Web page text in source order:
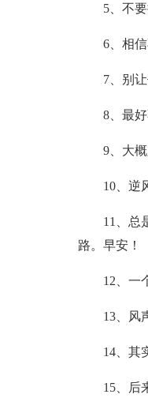
5、不
6、相
7、别
8、最
9、大
10、逆
11、总
路。早安！
12、一
13、风
14、其
15、后